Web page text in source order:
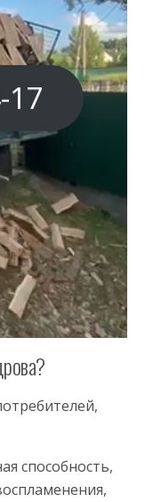
17
способность,